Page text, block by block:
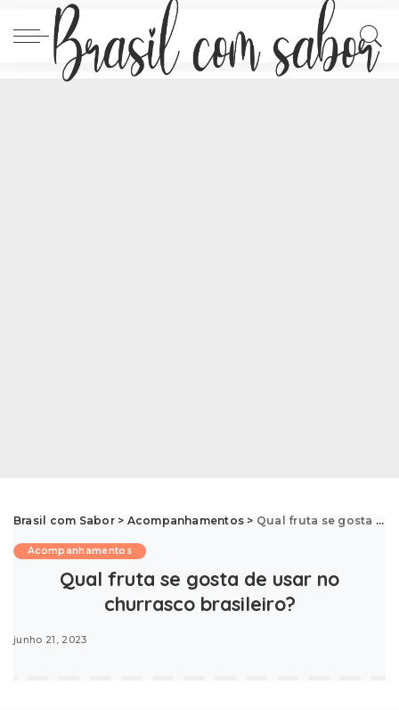
Brasil com Sabor> Acompanhamentos > Qual fruta se gosta de usar no churrasco brasileiro?
Acompanhamentos
Qual fruta se gosta de usar no
churrasco brasileiro?
junho 21, 2023